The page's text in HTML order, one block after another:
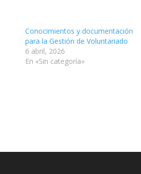
Conocimientos y documentación
para la Gestión de Voluntariado
6 abril, 2026
En «Sin categoría»